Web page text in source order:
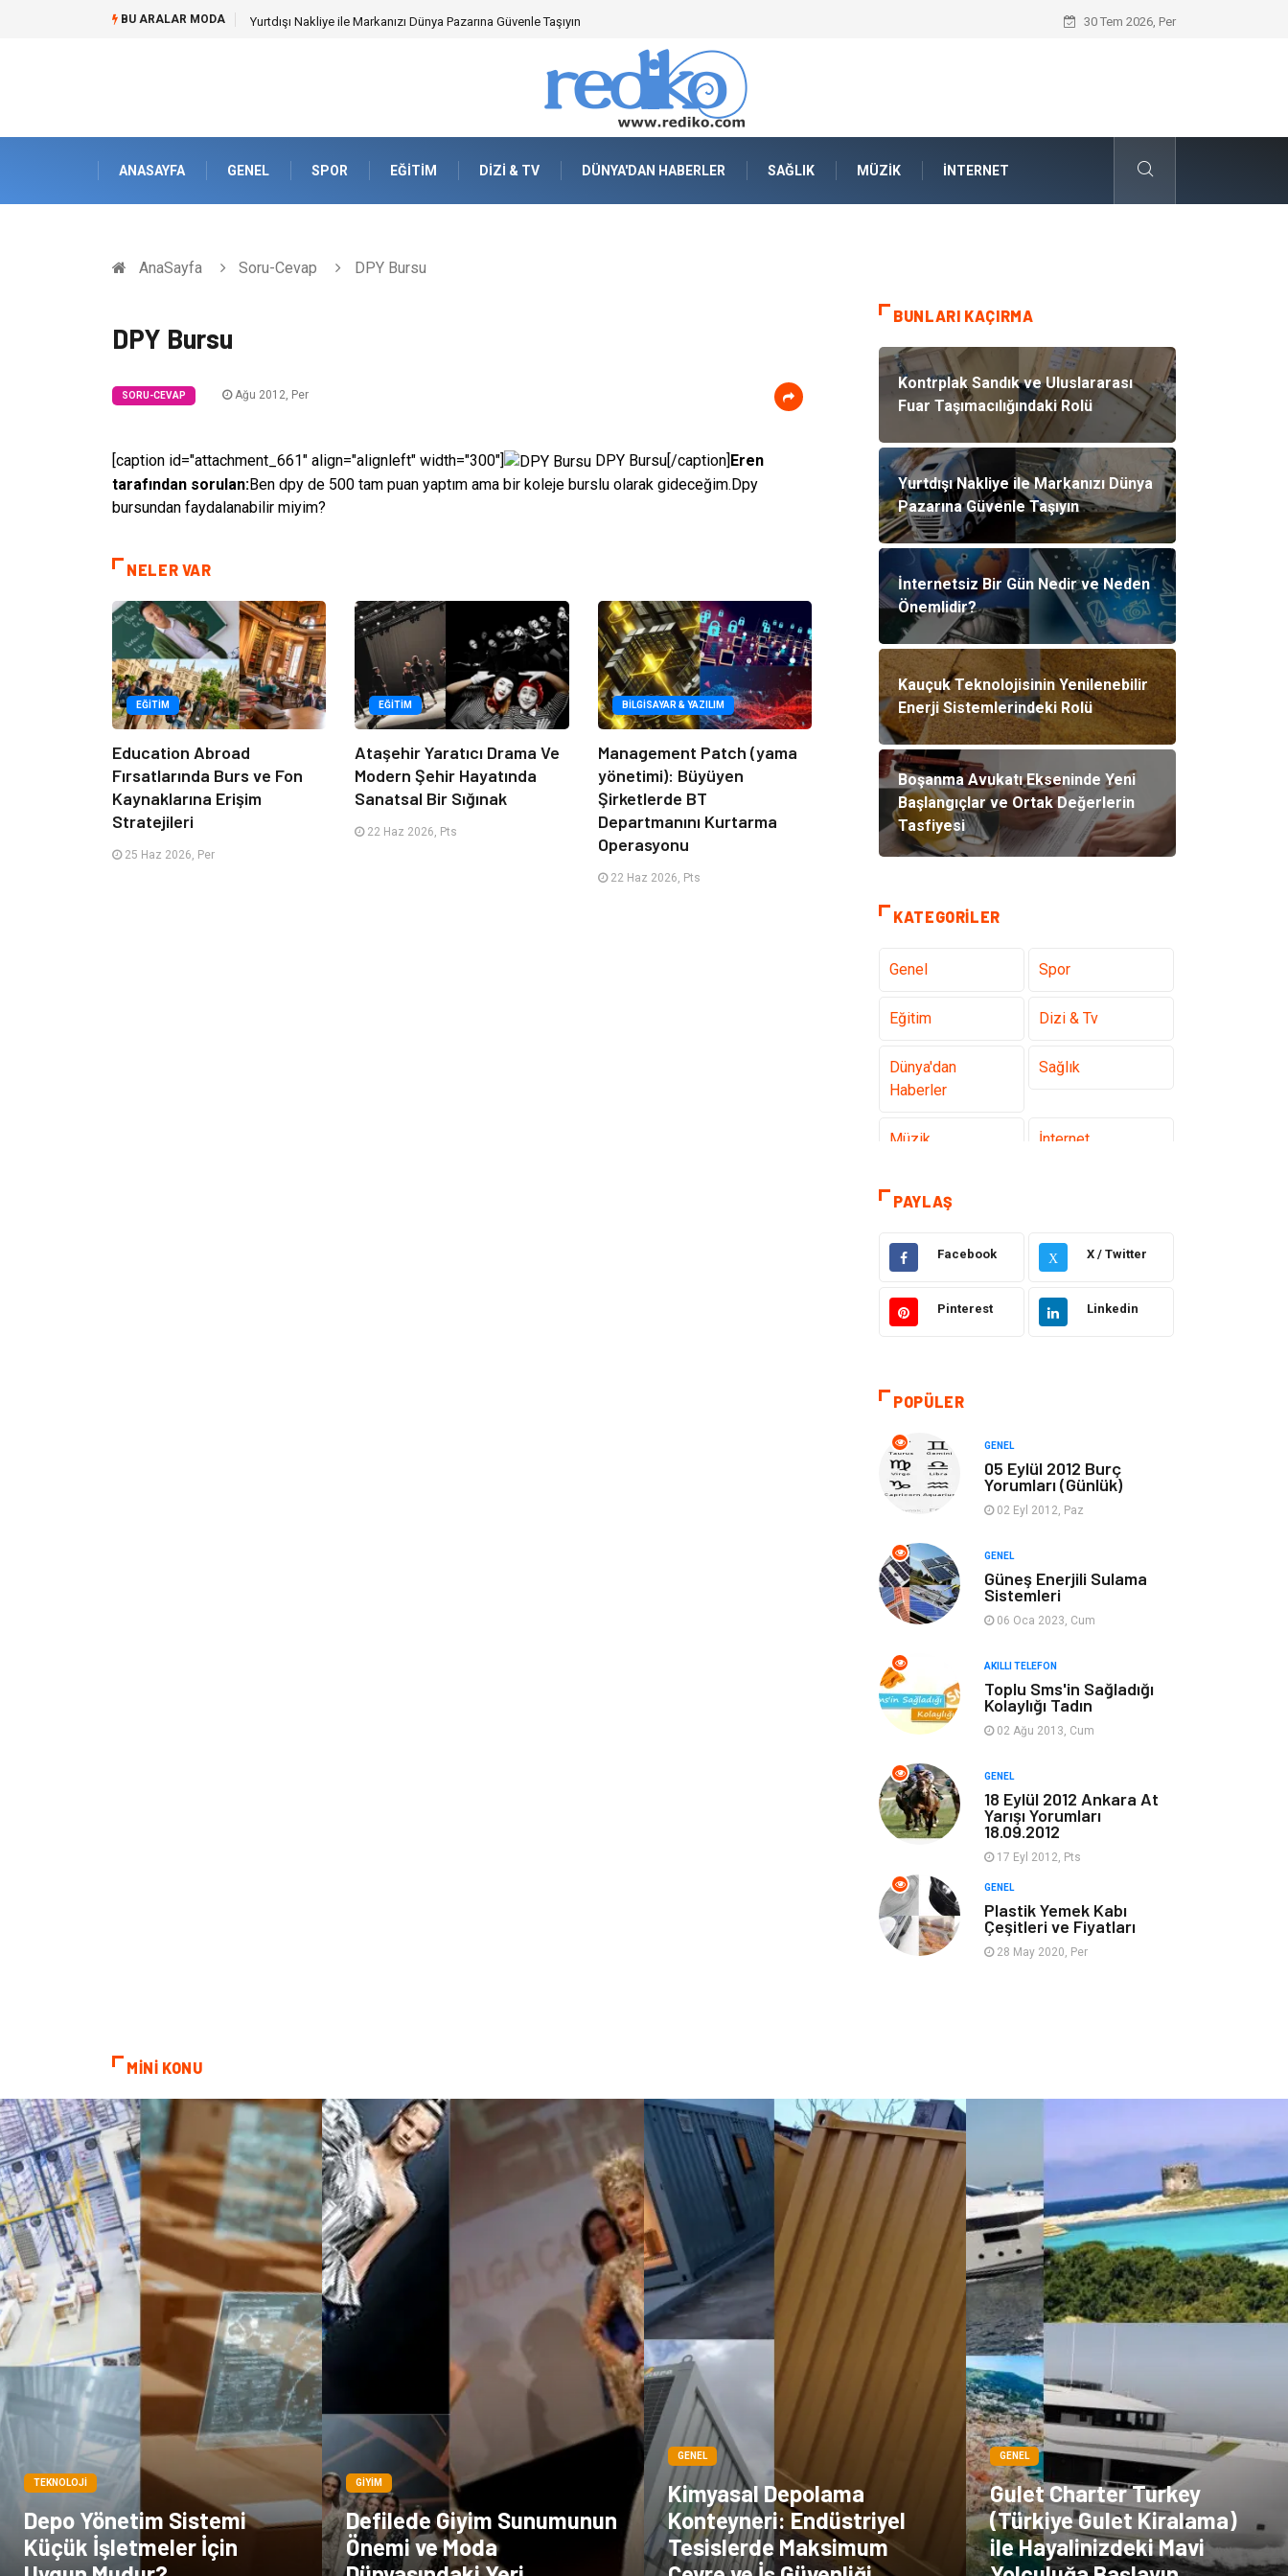
BU ARALAR MODA Yurtdışı Nakliye ile Markanızı Dünya Pazarına Güvenle Taşıyın İnternetsiz Bir Gün Nedir ve Neden
30 Tem 2026, Per
ANASAYFA GENEL SPOR EĞITIM DIZI & TV DÜNYA'DAN HABERLER SAĞLIK MÜZIK İNTERNET
AnaSayfa Soru-Cevap DPY Bursu
DPY Bursu
SORU-CEVAP Ağu 2012, Per
[caption id="attachment_661" align="alignleft" width="300"] DPY Bursu[/caption]Eren
tarafından sorulan:Ben dpy de 500 tam puan yaptım ama bir koleje burslu olarak gideceğim.Dpy
bursundan faydalanabilir miyim?
NELER VAR
EĞITIM
Education Abroad
Fırsatlarında Burs ve Fon
Kaynaklarına Erişim
Stratejileri
25 Haz 2026, Per
EĞITIM
Ataşehir Yaratıcı Drama Ve
Modern Şehir Hayatında
Sanatsal Bir Sığınak
22 Haz 2026, Pts
BILGISAYAR & YAZILIM
Management Patch (yama
yönetimi): Büyüyen
Şirketlerde BT
Departmanını Kurtarma
Operasyonu
22 Haz 2026, Pts
BUNLARI KAÇIRMA
Kontrplak Sandık ve Uluslararası
Fuar Taşımacılığındaki Rolü
Yurtdışı Nakliye ile Markanızı Dünya
Pazarına Güvenle Taşıyın
İnternetsiz Bir Gün Nedir ve Neden
Önemlidir?
Kauçuk Teknolojisinin Yenilenebilir
Enerji Sistemlerindeki Rolü
Boşanma Avukatı Ekseninde Yeni
Başlangıçlar ve Ortak Değerlerin
Tasfiyesi
KATEGORILER
Genel Spor
Eğitim Dizi & Tv
Dünya'dan
Haberler
Sağlık
Müzik İnternet
Ülkemizden
Haberler
Teknoloji Kültür ve Sanat
Akıllı Telefon Yaşam
Ekonomi
Elektrik Elektronik
Tanıtıcı Reklam Alışveriş
Hukuk
Dekorasyon Tatil
Makine
Yazılım
Güzellik & Bakım Magazin Dünyası
Organizasyon
Hizmet Otomotiv
Bebek Giyim
PAYLAŞ
Facebook X X / Twitter
Pinterest Linkedin
POPÜLER
GENEL
05 Eylül 2012 Burç
Yorumları (Günlük)
02 Eyl 2012, Paz
GENEL
Güneş Enerjili Sulama
Sistemleri
06 Oca 2023, Cum
AKILLI TELEFON
Toplu Sms'in Sağladığı
Kolaylığı Tadın
02 Ağu 2013, Cum
GENEL
18 Eylül 2012 Ankara At
Yarışı Yorumları
18.09.2012
17 Eyl 2012, Pts
GENEL
Plastik Yemek Kabı
Çeşitleri ve Fiyatları
28 May 2020, Per
MİNİ KONU
TEKNOLOJI
Depo Yönetim Sistemi
Küçük İşletmeler İçin
GIYIM
Defilede Giyim Sunumunun
Önemi ve Moda
GENEL
Kimyasal Depolama
Konteyneri: Endüstriyel
Tesislerde Maksimum
GENEL
Gulet Charter Turkey
(Türkiye Gulet Kiralama)
ile Hayalinizdeki Mavi